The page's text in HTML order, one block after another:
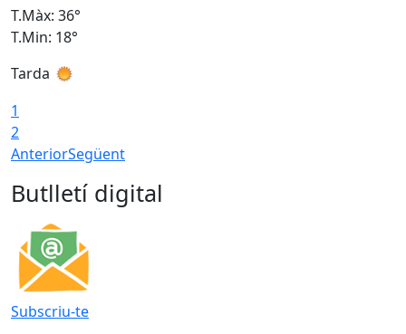
T.Màx: 36°
T.Min: 18°
Tarda
1
2
AnteriorSegüent
Butlletí digital
Subscriu-te